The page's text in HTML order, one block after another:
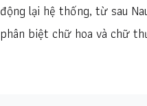
động lại hệ thống, từ sau
phân biệt chữ hoa và chữ